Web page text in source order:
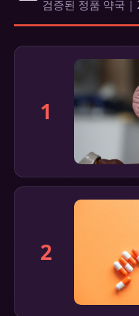
검증된 정품 약국 |
1
2